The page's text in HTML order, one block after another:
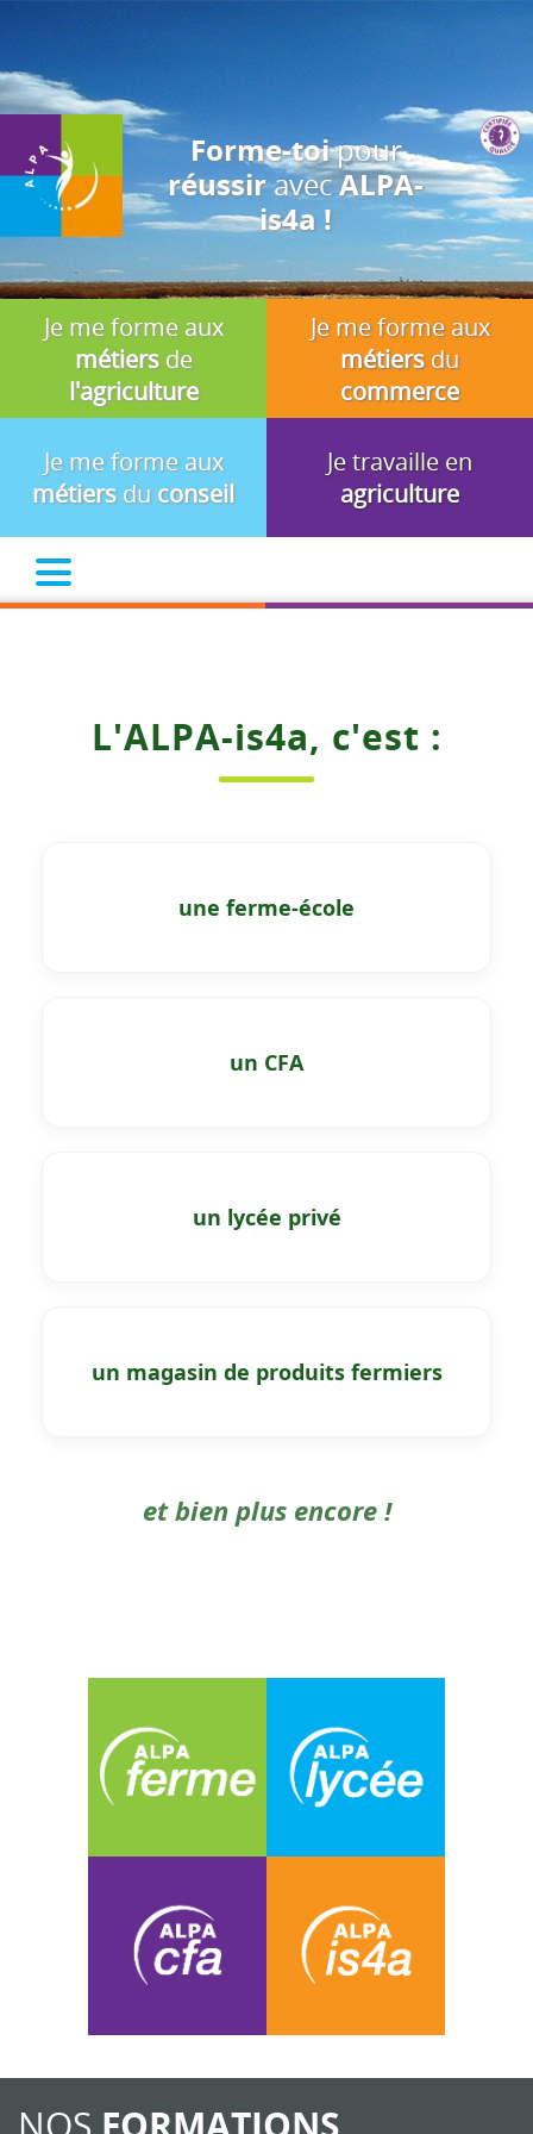
des fins d'analyse, de pertinence et de publicité.
Forme-toipour
réussiravecALPA-
is4a !
Je me forme aux
métiersde
l'agriculture
Je me forme aux
métiersdu
commerce
Je me forme aux
métiersdu conseil
Je travaille en
agriculture
L'ALPA-is4a, c'est :
une ferme-école
un CFA
un lycée privé
un magasin de produits fermiers
et bien plus encore !